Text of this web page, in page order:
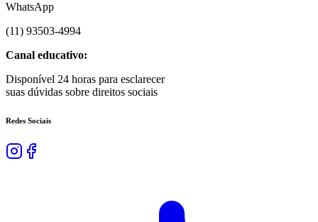
WhatsApp
(11) 93503-4994
Canal educativo:
Disponível 24 horas para esclarecer
suas dúvidas sobre direitos sociais
Redes Sociais